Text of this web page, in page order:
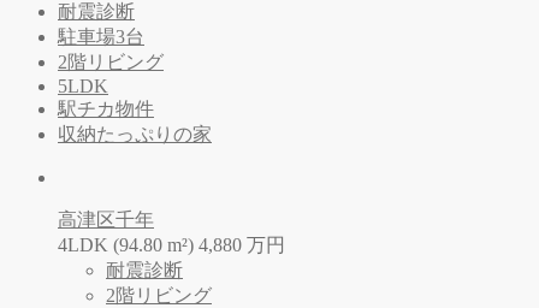
耐震診断
駐車場3台
2階リビング
5LDK
駅チカ物件
収納たっぷりの家
高津区千年
4LDK (94.80 m²) 4,880 万円
耐震診断
2階リビング